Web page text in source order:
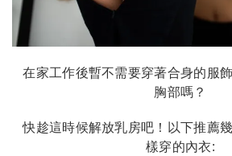
在家工作後暫不需要穿著合身的服
胸部嗎？
快趁這時候解放乳房吧！以下推薦
樣穿的內衣: